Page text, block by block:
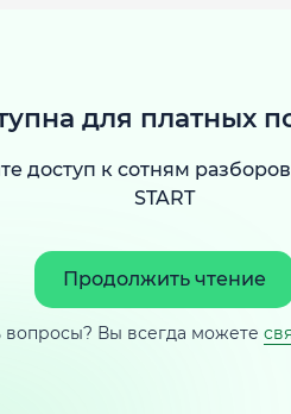
для платных
доступ к сотням
START
Продолжить чтение
вопросы? Вы всегда можете